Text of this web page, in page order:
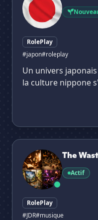
RolePlay
#japon#roleplay
Un univers
la culture nippone
The Waste Land
The
Actif
RolePlay
#JDR#musique